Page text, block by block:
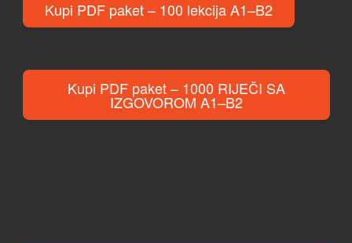
Kupi PDF paket – 100 lekcija A1–B2
Kupi PDF paket – 1000 RIJEČI SA
IZGOVOROM A1–B2